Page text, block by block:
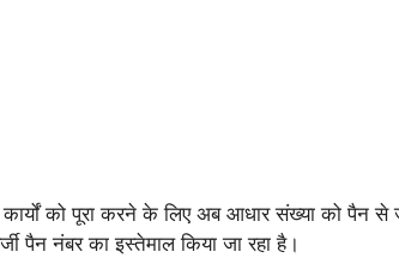
को पूरा करने के लिए अब आधार संख्या को पैन से
पैन नंबर का इस्तेमाल किया जा रहा है।